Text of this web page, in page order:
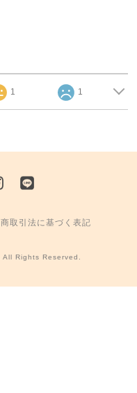
1 1
取引法に基づく表記
Rights Reserved.